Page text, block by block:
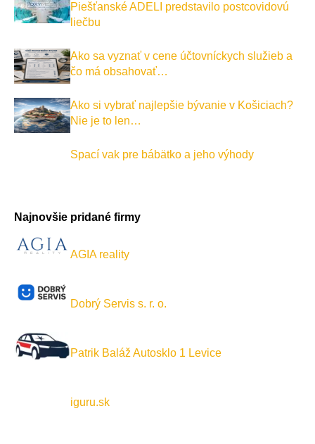
Piešťanské ADELI predstavilo postcovidovú
liečbu
Ako sa vyznať v cene účtovníckych služieb a
čo má obsahovať…
Ako si vybrať najlepšie bývanie v Košiciach?
Nie je to len…
Spací vak pre bábätko a jeho výhody
Najnovšie pridané firmy
AGIA reality
Dobrý Servis s. r. o.
Patrik Baláž Autosklo 1 Levice
iguru.sk